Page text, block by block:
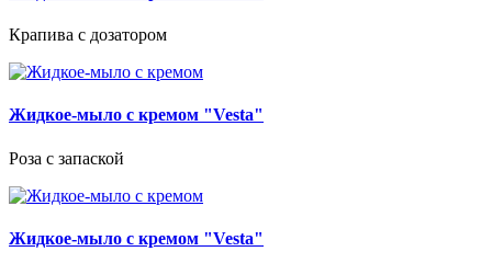
Крапива с дозатором
Жидкое-мыло с кремом "Vesta"
Роза с запаской
Жидкое-мыло с кремом "Vesta"